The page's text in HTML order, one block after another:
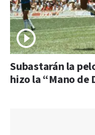
Subastarán la
hizo la “Mano de